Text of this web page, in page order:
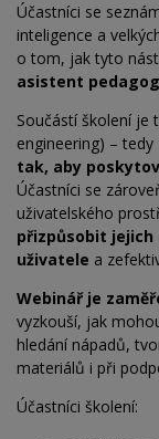
Účastníci se
inteligence a
o tom, jak tyto
asistent
Součástí školení je
engineering) – tedy
tak, aby
Účastníci se
uživatelského
přizpůsobit
uživatele a
Webinář je
vyzkouší, jak
hledání nápadů,
materiálů i při
Účastníci školení: